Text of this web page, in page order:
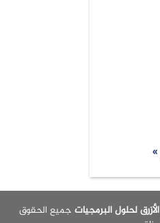
لحلول البرمجياتجميع الحقوق